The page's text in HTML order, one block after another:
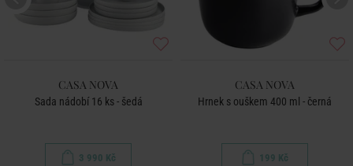
CASA NOVA
Sada nádobí 16 ks - šedá
3 990 Kč
CASA NOVA
Hrnek s ouškem 400 ml - černá
199 Kč